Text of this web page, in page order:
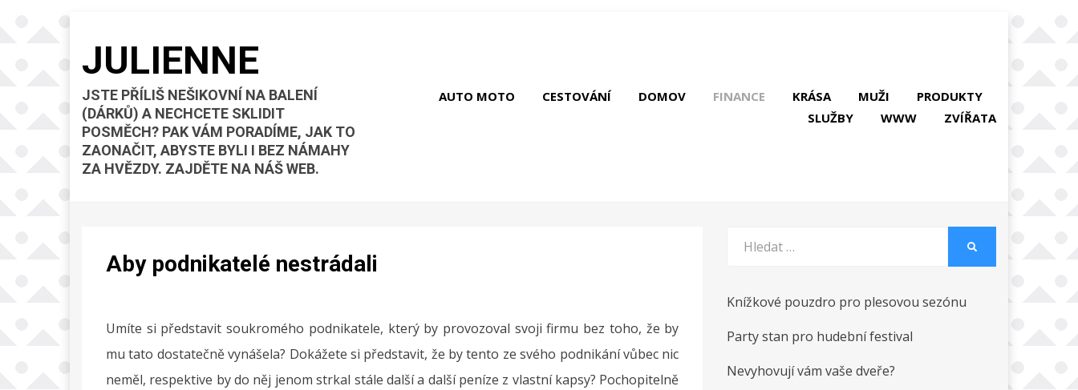
JULIENNE
JSTE PŘÍLIŠ NEŠIKOVNÍ NA BALENÍ
(DÁRKŮ) A NECHCETE SKLIDIT
POSMĚCH? PAK VÁM PORADÍME, JAK TO
ZAONAČIT, ABYSTE BYLI I BEZ NÁMAHY
ZA HVĚZDY. ZAJDĚTE NA NÁŠ WEB.
AUTO MOTO CESTOVÁNÍ DOMOV FINANCE KRÁSA MUŽI
PRODUKTY
SLUŽBY
WWW ZVÍŘATA
Aby podnikatelé nestrádali
Umíte si představit soukromého podnikatele, který by provozoval svoji firmu bez toho, že by
mu tato dostatečně vynášela? Dokážete si představit, že by tento ze svého podnikání vůbec nic
neměl, respektive by do něj jenom strkal stále další a další peníze z vlastní kapsy? Pochopitelně
Knížkové pouzdro pro plesovou sezónu
Party stan pro hudební festival
Nevyhovují vám vaše dveře?